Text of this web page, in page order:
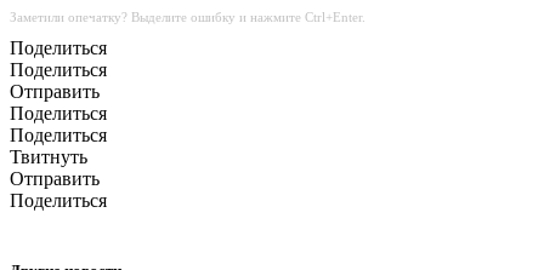
Заметили опечатку? Выделите ошибку и нажмите Ctrl+Enter.
Поделиться
Поделиться
Отправить
Поделиться
Поделиться
Твитнуть
Отправить
Поделиться